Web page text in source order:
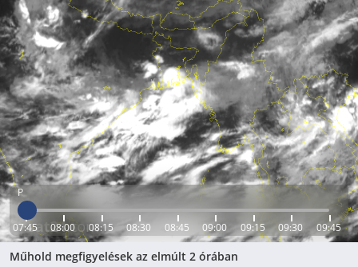
P
07:45 08:00 08:15 08:30 08:45 09:00 09:15 09:30 09:45
Műhold megfigyelések az elmúlt 2 órában